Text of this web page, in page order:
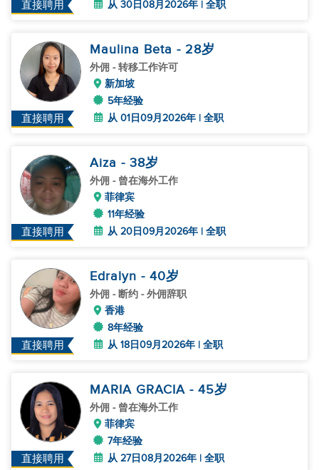
直接聘用
从 30日08月2026年 | 全职
直接聘用
Maulina Beta - 28岁
外佣 - 转移工作许可
新加坡
5年经验
从 01日09月2026年 | 全职
直接聘用
Aiza - 38岁
外佣 - 曾在海外工作
菲律宾
11年经验
从 20日09月2026年 | 全职
直接聘用
Edralyn - 40岁
外佣 - 断约 - 外佣辞职
香港
8年经验
从 18日09月2026年 | 全职
直接聘用
MARIA GRACIA - 45岁
外佣 - 曾在海外工作
菲律宾
7年经验
从 27日08月2026年 | 全职